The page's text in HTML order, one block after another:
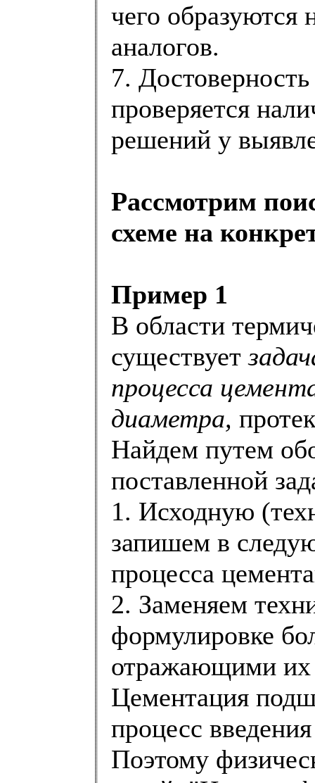
чего образуются
аналогов.
7.
проверяется
решений у
Рассмотрим
схеме на
Пример 1
В области
существует
процесса
диаметра,
Найдем путем
поставленной
1. Исходную
запишем в
процесса
2. Заменяем
формулировке
отражающими их
Цементация
процесс
Поэтому